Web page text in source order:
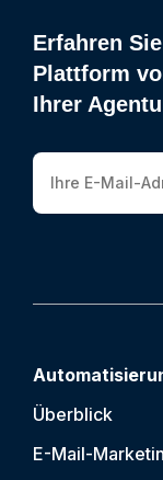
Erfahren
Plattform
Ihrer
Überblick
E-Mail-